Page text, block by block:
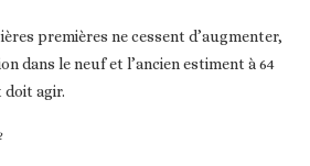
premières ne cessent d’augmenter,
dans le neuf et l’ancien estiment à 64
doit agir.